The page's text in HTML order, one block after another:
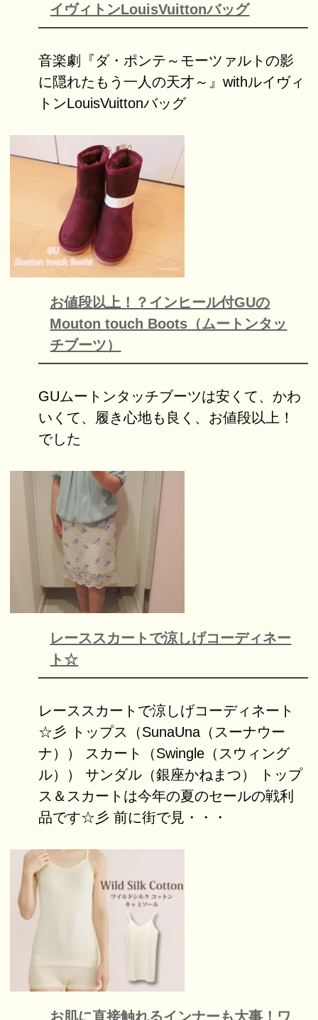
イヴィトンLouisVuittonバッグ
音楽劇『ダ・ポンテ～モーツァルトの影
に隠れたもう一人の天才～』withルイヴィ
トンLouisVuittonバッグ
お値段以上！？インヒール付GUの
Mouton touch Boots（ムートンタッ
チブーツ）
GUムートンタッチブーツは安くて、かわ
いくて、履き心地も良く、お値段以上！
でした
レーススカートで涼しげコーディネー
ト☆
レーススカートで涼しげコーディネート
☆彡 トップス（SunaUna（スーナウー
ナ）） スカート（Swingle（スウィング
ル）） サンダル（銀座かねまつ） トップ
ス＆スカートは今年の夏のセールの戦利
品です☆彡 前に街で見・・・
お肌に直接触れるインナーも大事！ワ